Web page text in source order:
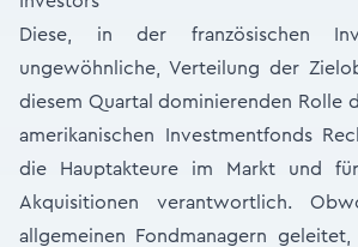
Diese, in der französischen
ungewöhnliche, Verteilung der
diesem Quartal dominierenden Rolle
amerikanischen Investmentfonds
die Hauptakteure im Markt und
Akquisitionen verantwortlich.
allgemeinen Fondmanagern